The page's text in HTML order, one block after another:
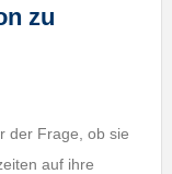
zu
der Frage, ob sie
auf ihre